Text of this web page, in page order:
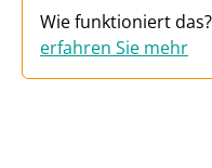
Wie funktioniert
erfahren Sie mehr